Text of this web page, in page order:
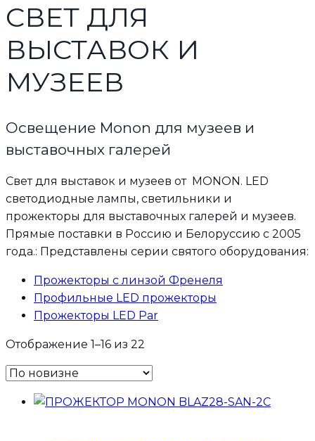
СВЕТ ДЛЯ
ВЫСТАВОК И
МУЗЕЕВ
Освещение Monon для музеев и
выставочных галерей
Свет для выставок и музеев от MONON. LED
светодиодные лампы, светильники и
прожекторы для выставочных галерей и музеев.
Прямые поставки в Россию и Белоруссию с 2005
года.: Представлены серии святого оборудования:
Прожекторы с линзой Френеля
Профильные LED прожекторы
Прожекторы LED Par
Отображение 1–16 из 22
недавние